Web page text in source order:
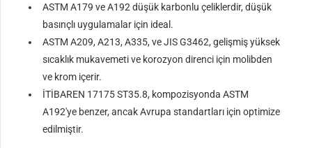
ASTM A179 ve A192 düşük karbonlu çeliklerdir, düşük
basınçlı uygulamalar için ideal.
ASTM A209, A213, A335, ve JIS G3462, gelişmiş yüksek
sıcaklık mukavemeti ve korozyon direnci için molibden
ve krom içerir.
İTİBAREN 17175 ST35.8, kompozisyonda ASTM
A192'ye benzer, ancak Avrupa standartları için optimize
edilmiştir.